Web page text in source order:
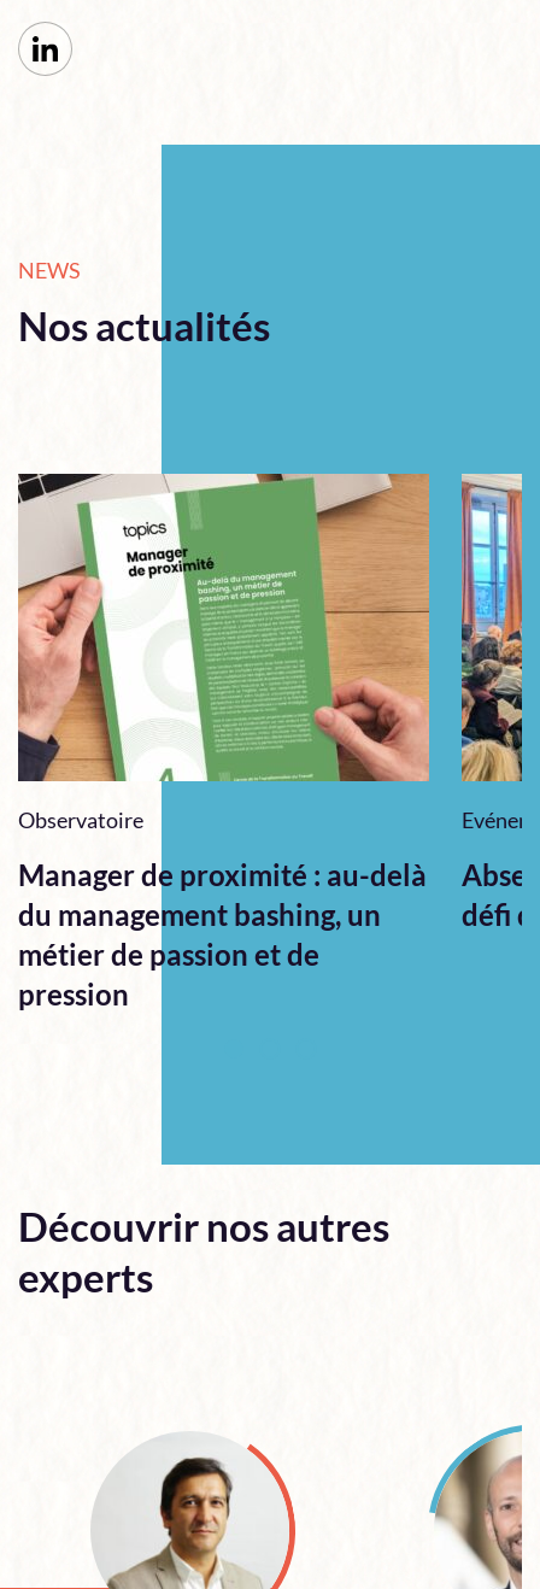
NEWS
Nos actualités
Observatoire
Manager de proximité : au-delà
du management bashing, un
métier de passion et de
pression
défi
Découvrir nos autres
experts